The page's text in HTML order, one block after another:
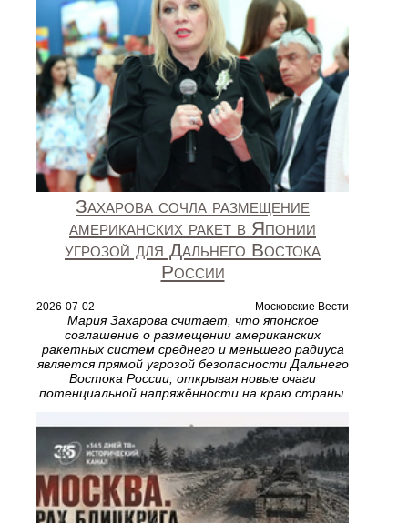
Захарова сочла размещение
американских ракет в Японии
угрозой для Дальнего Востока
России
2026-07-02 Московские Вести
Мария Захарова считает, что японское
соглашение о размещении американских
ракетных систем среднего и меньшего радиуса
является прямой угрозой безопасности Дальнего
Востока России, открывая новые очаги
потенциальной напряжённости на краю страны.